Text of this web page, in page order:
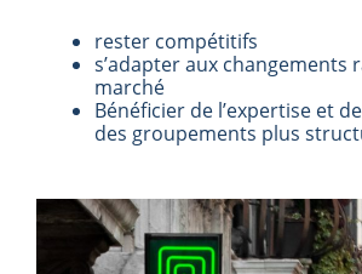
rester compétitifs
s’adapter aux changements
marché
Bénéficier de l’expertise et
des groupements plus